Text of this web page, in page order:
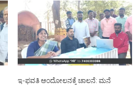
ಇ-ಫವತಿ ಆಂದೋಲನಕ್ಕೆ ಚಾಲನೆ: ಮನೆ